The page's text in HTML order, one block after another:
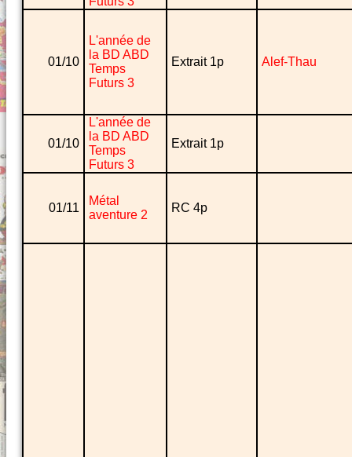
01/10
L'année de
la BD ABD
Temps
Futurs 3
Extrait 1p Alef-Thau
01/10
L'année de
la BD ABD
Temps
Futurs 3
Extrait 1p
01/11
Métal
aventure 2
RC 4p